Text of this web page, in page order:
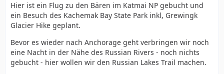
Hier ist ein Flug zu den Bären im Katmai NP gebucht und
ein Besuch des Kachemak Bay State Park inkl, Grewingk
Glacier Hike geplant.
Bevor es wieder nach Anchorage geht verbringen wir noch
eine Nacht in der Nähe des Russian Rivers - noch nichts
gebucht - hier wollen wir den Russian Lakes Trail machen.